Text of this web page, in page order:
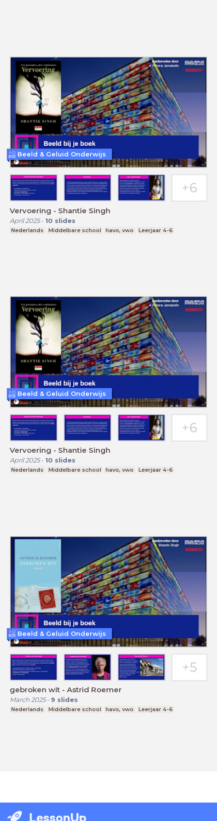
Vervoering - Shantie Singh
April 2025- 10 slides
Nederlands Middelbare school havo, vwo Leerjaar 4-6
Beeld & Geluid Onderwijs
Vervoering - Shantie Singh
April 2025- 10 slides
Nederlands Middelbare school havo, vwo Leerjaar 4-6
Beeld & Geluid Onderwijs
gebroken wit - Astrid Roemer
March 2025- 9 slides
Nederlands Middelbare school havo, vwo Leerjaar 4-6
Beeld & Geluid Onderwijs
LessonUp